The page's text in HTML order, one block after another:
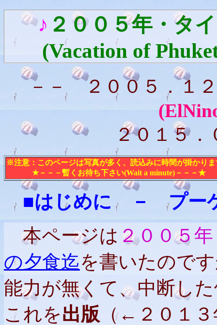
♪２００５年・タ
(Vacation of
－－ ２００５．１
２０１５
※注意：このページは写真が多く、読込みに時間が掛かりま
★－－－暫くお待ち下さい(Wait a minute)－－－★
■はじめに － プーケ
本ページは２００５
の夕食迄を書いたので
能力が無くて、中断し
これを出版（←２０１３